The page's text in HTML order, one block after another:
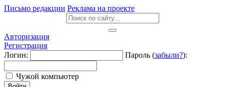
Письмо редакции Реклама на проекте
Авторизация
Регистрация
Логин:
Пароль (забыли?):
Чужой компьютер